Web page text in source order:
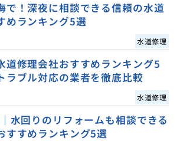
で！深夜に相談できる信頼の水道
めランキング5選
水道修理
道修理会社おすすめランキング5
ラブル対応の業者を徹底比較
水道修理
水回りのリフォームも相談できる
すすめランキング5選